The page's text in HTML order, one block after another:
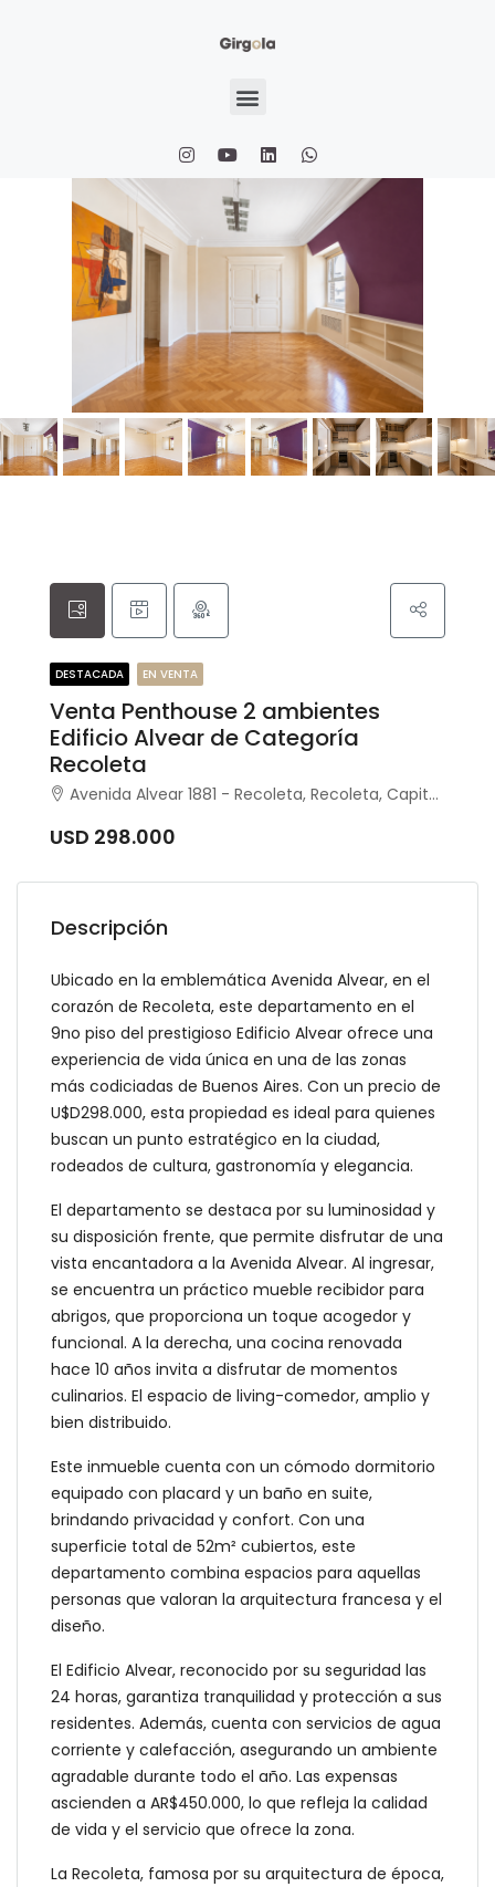
DESTACADA EN VENTA
Venta Penthouse 2 ambientes
Edificio Alvear de Categoría
Recoleta
Avenida Alvear 1881 - Recoleta, Recoleta, Capital Federal
USD 298.000
Descripción
Ubicado en la emblemática Avenida Alvear, en el
corazón de Recoleta, este departamento en el
9no piso del prestigioso Edificio Alvear ofrece una
experiencia de vida única en una de las zonas
más codiciadas de Buenos Aires. Con un precio de
U$D298.000, esta propiedad es ideal para quienes
buscan un punto estratégico en la ciudad,
rodeados de cultura, gastronomía y elegancia.
El departamento se destaca por su luminosidad y
su disposición frente, que permite disfrutar de una
vista encantadora a la Avenida Alvear. Al ingresar,
se encuentra un práctico mueble recibidor para
abrigos, que proporciona un toque acogedor y
funcional. A la derecha, una cocina renovada
hace 10 años invita a disfrutar de momentos
culinarios. El espacio de living-comedor, amplio y
bien distribuido.
Este inmueble cuenta con un cómodo dormitorio
equipado con placard y un baño en suite,
brindando privacidad y confort. Con una
superficie total de 52m² cubiertos, este
departamento combina espacios para aquellas
personas que valoran la arquitectura francesa y el
diseño.
El Edificio Alvear, reconocido por su seguridad las
24 horas, garantiza tranquilidad y protección a sus
residentes. Además, cuenta con servicios de agua
corriente y calefacción, asegurando un ambiente
agradable durante todo el año. Las expensas
ascienden a AR$450.000, lo que refleja la calidad
de vida y el servicio que ofrece la zona.
La Recoleta, famosa por su arquitectura de época,